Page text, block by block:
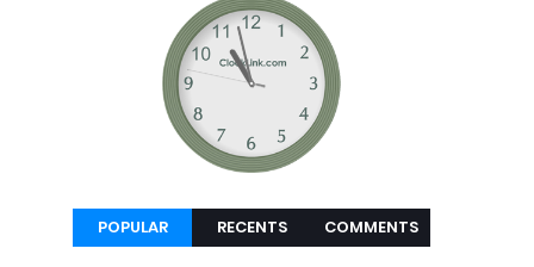
POPULAR RECENTS COMMENTS